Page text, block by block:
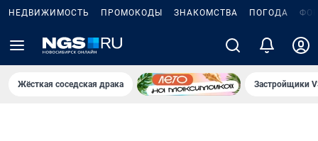
НЕДВИЖИМОСТЬ ПРОМОКОДЫ ЗНАКОМСТВА ПОГОДА
Жёсткая соседская драка Застройщики